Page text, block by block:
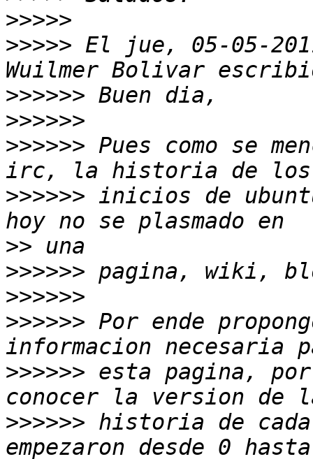
>>>>>
>>>>> El jue, 05-05-
>>>>>>
>>>>>>
>>>>>> Pues como se
>>>>>> inicios de
>>
>>>>>>
>>>>>>
>>>>>> Por ende
>>>>>> esta pagina,
>>>>>> historia de